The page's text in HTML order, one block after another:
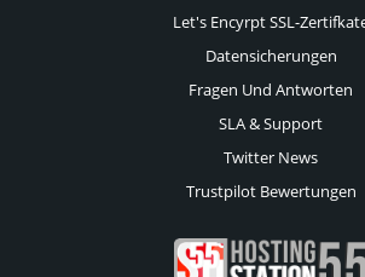
Let's Encyrpt SSL-
Datensicherungen
Fragen Und Antworten
SLA & Support
Twitter News
Trustpilot Bewertungen